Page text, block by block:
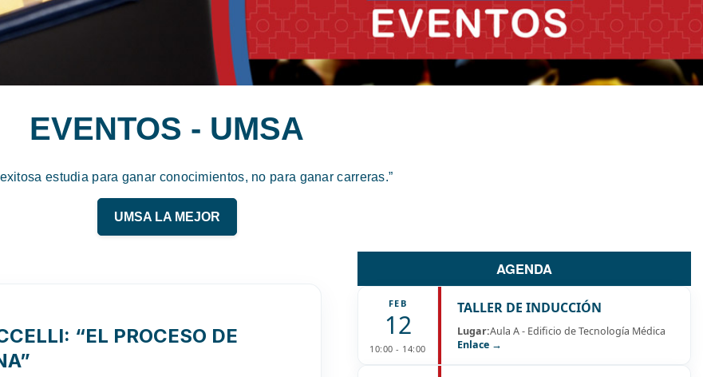
EVENTOS - UMSA
estudia para ganar conocimientos, no para ganar carreras.”
UMSA LA MEJOR
“EL PROCESO DE
AGENDA
FEB
12
10:00 - 14:00
TALLER DE INDUCCIÓN
Lugar:Aula A - Edificio de Tecnología Médica
Enlace →